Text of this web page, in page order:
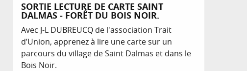
SORTIE LECTURE DE CARTE SAINT
DALMAS - FORÊT DU BOIS NOIR.
Avec J-L DUBREUCQ de l'association Trait
d’Union, apprenez à lire une carte sur un
parcours du village de Saint Dalmas et dans le
Bois Noir.